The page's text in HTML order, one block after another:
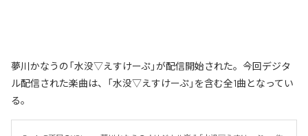
夢川かなうの「水没▽えすけーぷ」が配信開始された。今回デジタ
ル配信された楽曲は、「水没▽えすけーぷ」を含む全1曲となってい
る。